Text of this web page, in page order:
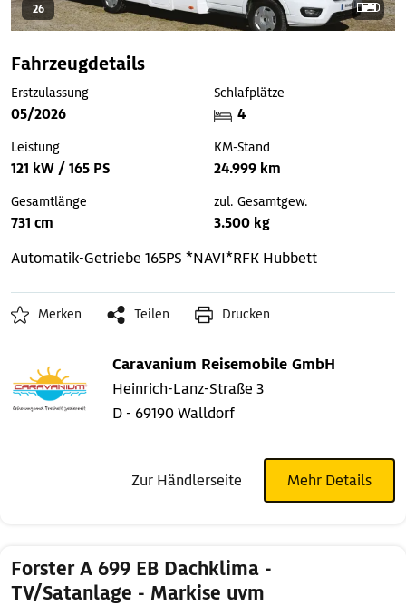
26
Fahrzeugdetails
Erstzulassung
05/2026
Schlafplätze
4
Leistung
121 kW / 165 PS
KM-Stand
24.999 km
Gesamtlänge
731 cm
zul. Gesamtgew.
3.500 kg
Automatik-Getriebe 165PS *NAVI*RFK Hubbett
Merken Teilen Drucken
Caravanium Reisemobile GmbH
Heinrich-Lanz-Straße 3
D - 69190 Walldorf
Zur Händlerseite Mehr Details
Forster A 699 EB Dachklima -
TV/Satanlage - Markise uvm